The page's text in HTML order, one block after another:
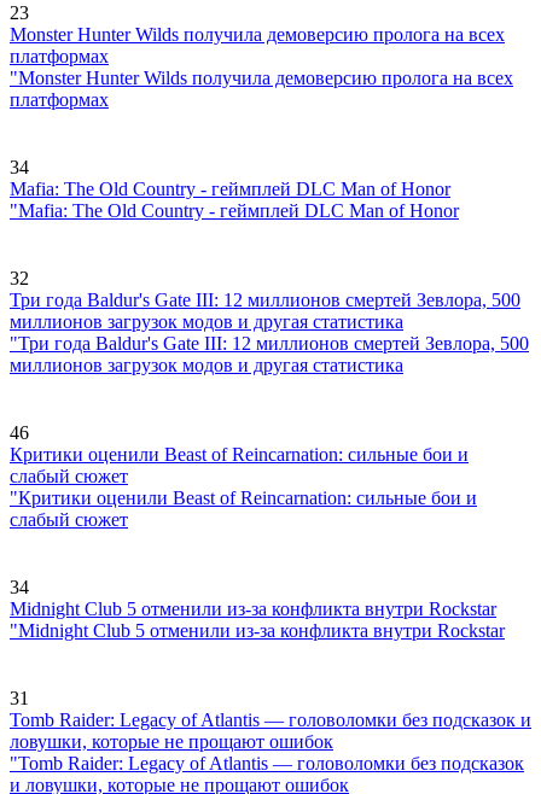
23
Monster Hunter Wilds получила демоверсию пролога на всех
платформах
"Monster Hunter Wilds получила демоверсию пролога на всех
платформах
34
Mafia: The Old Country - геймплей DLC Man of Honor
"Mafia: The Old Country - геймплей DLC Man of Honor
32
Три года Baldur's Gate III: 12 миллионов смертей Зевлора, 500
миллионов загрузок модов и другая статистика
"Три года Baldur's Gate III: 12 миллионов смертей Зевлора, 500
миллионов загрузок модов и другая статистика
46
Критики оценили Beast of Reincarnation: сильные бои и
слабый сюжет
"Критики оценили Beast of Reincarnation: сильные бои и
слабый сюжет
34
Midnight Club 5 отменили из-за конфликта внутри Rockstar
"Midnight Club 5 отменили из-за конфликта внутри Rockstar
31
Tomb Raider: Legacy of Atlantis — головоломки без подсказок и
ловушки, которые не прощают ошибок
"Tomb Raider: Legacy of Atlantis — головоломки без подсказок
и ловушки, которые не прощают ошибок